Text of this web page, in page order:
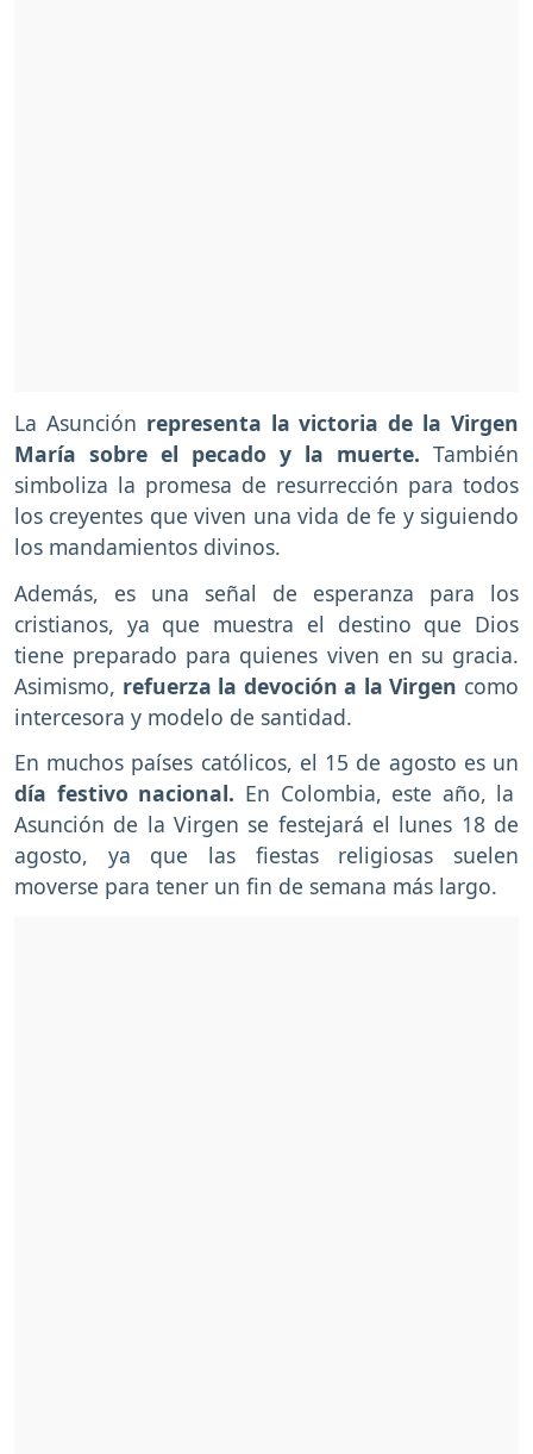
La Asunción representa la victoria de la Virgen
María sobre el pecado y la muerte. También
simboliza la promesa de resurrección para todos
los creyentes que viven una vida de fe y siguiendo
los mandamientos divinos.
Además, es una señal de esperanza para los
cristianos, ya que muestra el destino que Dios
tiene preparado para quienes viven en su gracia.
Asimismo, refuerza la devoción a la Virgen como
intercesora y modelo de santidad.
En muchos países católicos, el 15 de agosto es un
día festivo nacional. En Colombia, este año, la
Asunción de la Virgen se festejará el lunes 18 de
agosto, ya que las fiestas religiosas suelen
moverse para tener un fin de semana más largo.